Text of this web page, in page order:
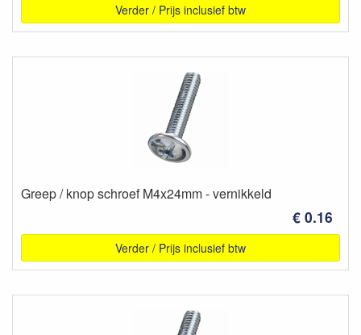
Verder / Prijs inclusief btw
Greep / knop schroef M4x24mm - vernikkeld
€ 0.16
Verder / Prijs inclusief btw